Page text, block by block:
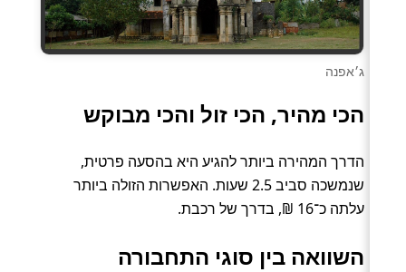
ג׳אפנה
הכי מהיר, הכי זול והכי מבוקש
הדרך המהירה ביותר להגיע היא בהסעה פרטית,
שנמשכה סביב 2.5 שעות. האפשרות הזולה ביותר
עלתה כ־16 ₪, בדרך של רכבת.
השוואה בין סוגי התחבורה